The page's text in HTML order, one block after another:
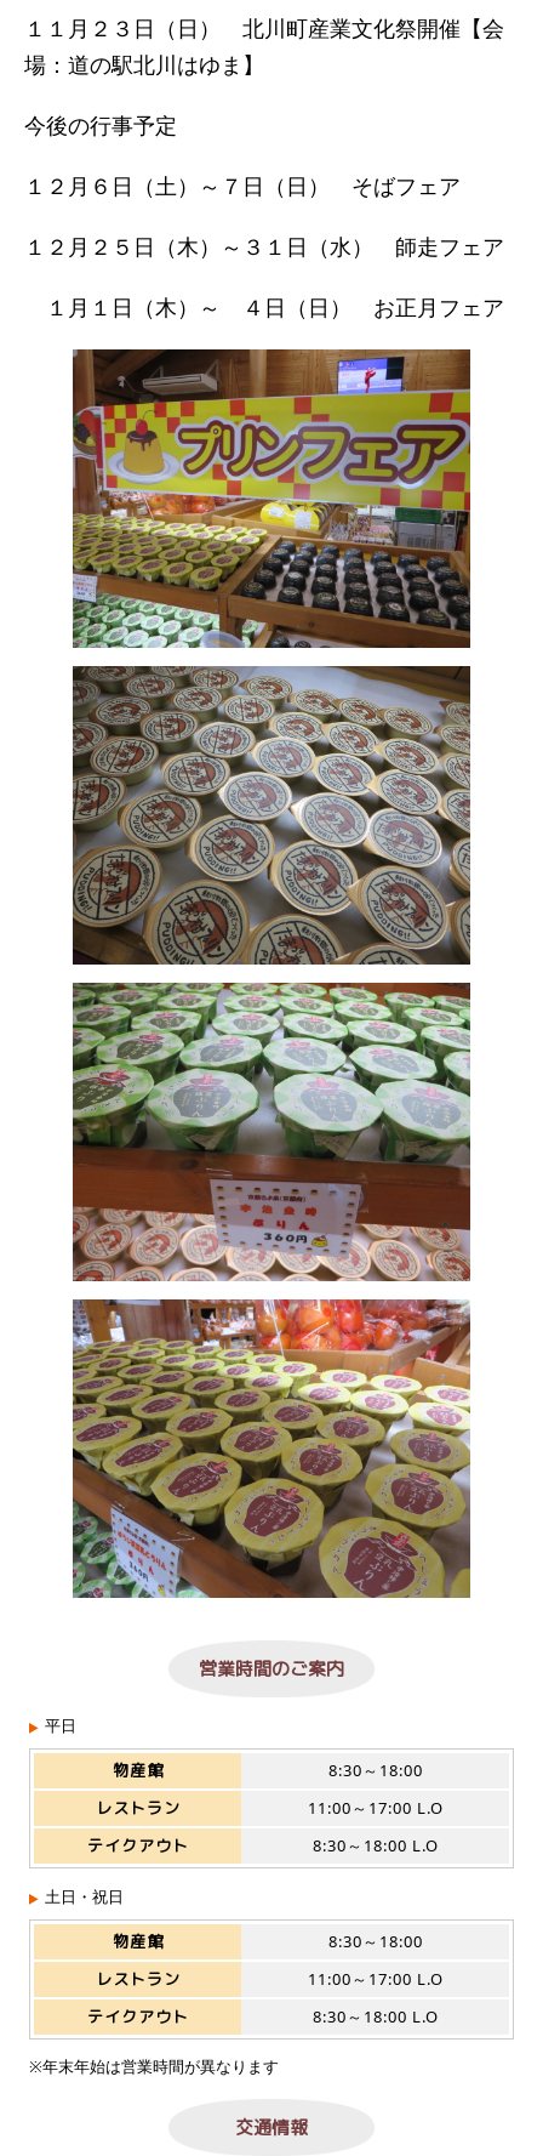
１１月２３日（日） 北川町産業文化祭開催【会
場：道の駅北川はゆま】
今後の行事予定
１２月６日（土）～７日（日） そばフェア
１２月２５日（木）～３１日（水） 師走フェア
１月１日（木）～ ４日（日） お正月フェア
営業時間のご案内
平日
物産館
8:30～18:00
レストラン
11:00～17:00 L.O
テイクアウト
8:30～18:00 L.O
土日・祝日
物産館
8:30～18:00
レストラン
11:00～17:00 L.O
テイクアウト
8:30～18:00 L.O
※年末年始は営業時間が異なります
交通情報